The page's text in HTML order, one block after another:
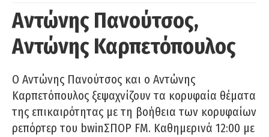
Αντώνης Πανούτσος,
Αντώνης Καρπετόπουλος
Ο Αντώνης Πανούτσος και ο Αντώνης
Καρπετόπουλος ξεψαχνίζουν τα κορυφαία θέματα
της επικαιρότητας με τη βοήθεια των κορυφαίων
ρεπόρτερ του bwinΣΠΟΡ FM. Καθημερινά 12:00 με